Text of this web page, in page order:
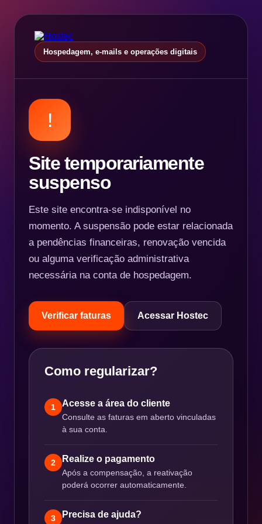
Hospedagem, e-mails e operações digitais
!
Site temporariamente
suspenso
Este site encontra-se indisponível no
momento. A suspensão pode estar relacionada
a pendências financeiras, renovação vencida
ou alguma verificação administrativa
necessária na conta de hospedagem.
Verificar faturas Acessar Hostec
Como regularizar?
1 Acesse a área do cliente
Consulte as faturas em aberto vinculadas
à sua conta.
2 Realize o pagamento
Após a compensação, a reativação
poderá ocorrer automaticamente.
3 Precisa de ajuda?